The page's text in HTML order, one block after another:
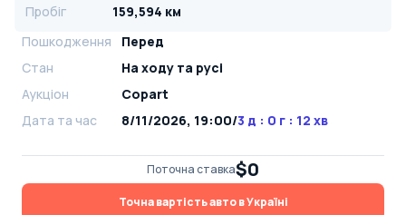
Пробіг
159,594 км
Пошкодження
Перед
Стан
На ​​ходу та русі
Аукціон
Copart
Дата та час
8/11/2026, 19:00/3 д : 0 г : 12 хв
Поточна ставка$0
Точна вартість авто в Україні